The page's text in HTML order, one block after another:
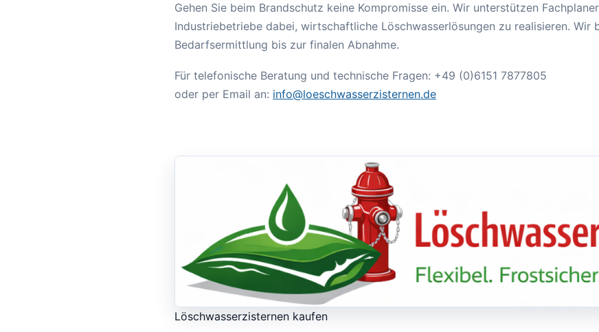
Gehen Sie beim Brandschutz keine Kompromisse ein. Wir unterstützen
Industriebetriebe dabei, wirtschaftliche Löschwasserlösungen zu realisieren. Wir
Bedarfsermittlung bis zur finalen Abnahme.
Für telefonische Beratung und technische Fragen: +49 (0)6151 7877805
oder per Email an: info@loeschwasserzisternen.de
Löschwasserzisternen kaufen